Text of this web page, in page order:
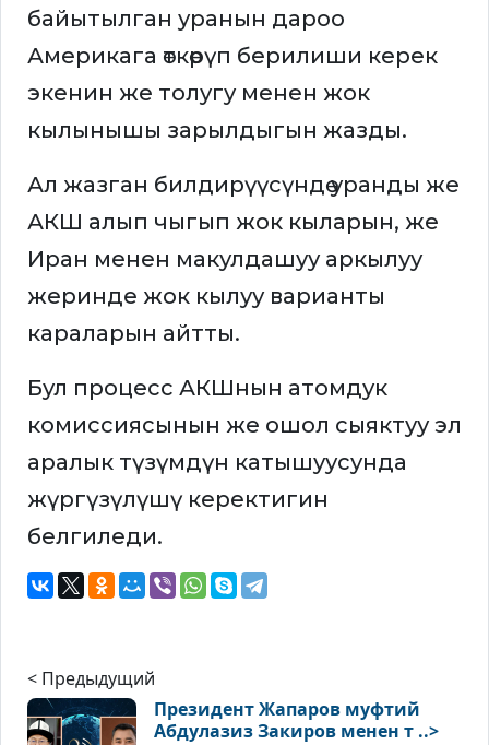
байытылган уранын дароо
Америкага өткөрүп берилиши керек
экенин же толугу менен жок
кылынышы зарылдыгын жазды.
Ал жазган билдирүүсүндө уранды же
АКШ алып чыгып жок кыларын, же
Иран менен макулдашуу аркылуу
жеринде жок кылуу варианты
караларын айтты.
Бул процесс АКШнын атомдук
комиссиясынын же ошол сыяктуу эл
аралык түзүмдүн катышуусунда
жүргүзүлүшү керектигин
белгиледи.
< Предыдущий
Президент Жапаров муфтий
Абдулазиз Закиров менен т ..>